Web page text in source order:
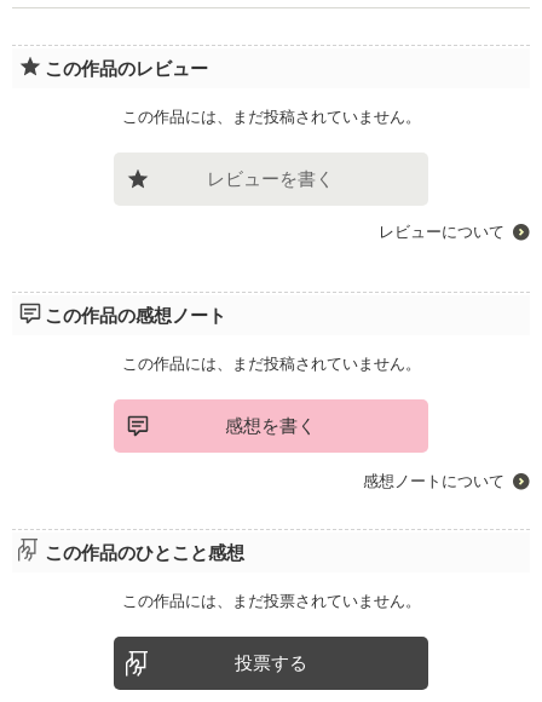
この作品のレビュー
この作品には、まだ投稿されていません。
レビューを書く
レビューについて
この作品の感想ノート
この作品には、まだ投稿されていません。
感想を書く
感想ノートについて
この作品のひとこと感想
この作品には、まだ投票されていません。
投票する